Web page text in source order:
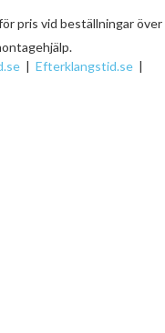
pris vid beställningar över
| Efterklangstid.se |